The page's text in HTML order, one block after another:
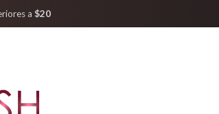
a $20